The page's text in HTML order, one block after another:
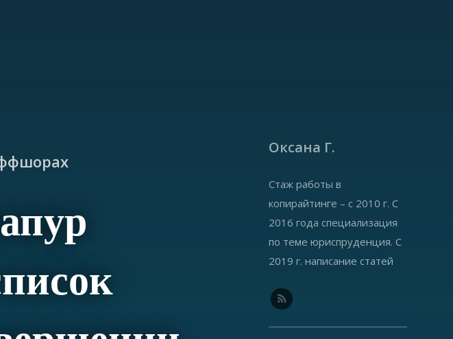
Оксана Г.
Стаж работы в
копирайтинге – с 2010 г. С
2016 года специализация
по теме юриспруденция. С
2019 г. написание статей
оффшоры, корпоративные,